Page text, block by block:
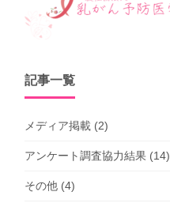
記事一覧
メディア掲載 (2)
アンケート調査協力結果 (14)
その他 (4)